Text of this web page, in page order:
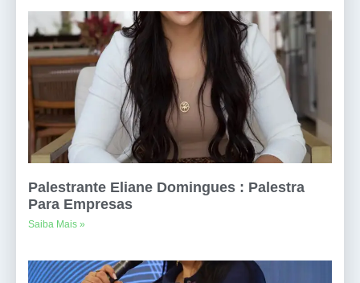
Palestrante Eliane Domingues : Palestra
Para Empresas
Saiba Mais »